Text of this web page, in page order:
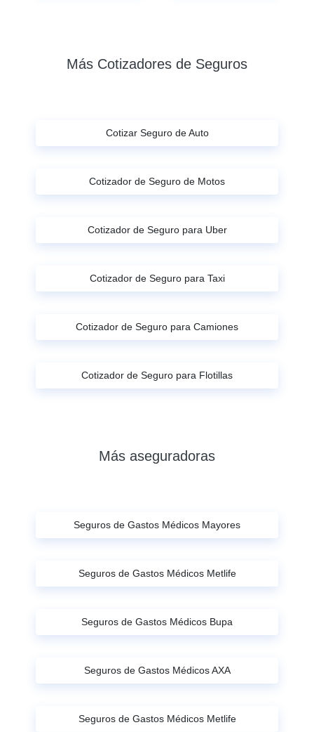
Más Cotizadores de Seguros
Cotizar Seguro de Auto
Cotizador de Seguro de Motos
Cotizador de Seguro para Uber
Cotizador de Seguro para Taxi
Cotizador de Seguro para Camiones
Cotizador de Seguro para Flotillas
Más aseguradoras
Seguros de Gastos Médicos Mayores
Seguros de Gastos Médicos Metlife
Seguros de Gastos Médicos Bupa
Seguros de Gastos Médicos AXA
Seguros de Gastos Médicos Metlife